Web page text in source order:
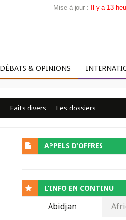
Mise à jour : Il y a 13
DÉBATS & OPINIONS
Faits divers Les dossiers
APPELS D'OFFRES
L’INFO EN CONTINU
Abidjan